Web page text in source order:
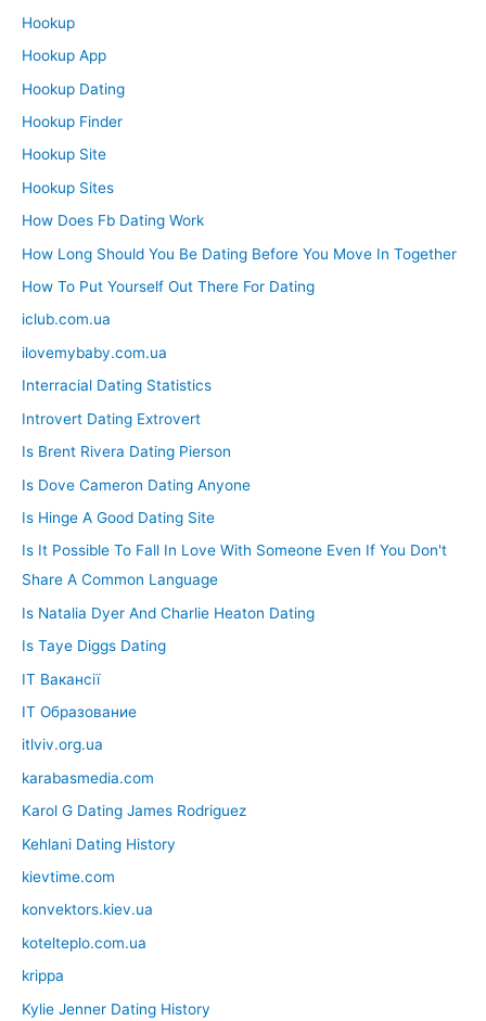
Hookup
Hookup App
Hookup Dating
Hookup Finder
Hookup Site
Hookup Sites
How Does Fb Dating Work
How Long Should You Be Dating Before You Move In Together
How To Put Yourself Out There For Dating
iclub.com.ua
ilovemybaby.com.ua
Interracial Dating Statistics
Introvert Dating Extrovert
Is Brent Rivera Dating Pierson
Is Dove Cameron Dating Anyone
Is Hinge A Good Dating Site
Is It Possible To Fall In Love With Someone Even If You Don't
Share A Common Language
Is Natalia Dyer And Charlie Heaton Dating
Is Taye Diggs Dating
IT Вакансії
IT Образование
itlviv.org.ua
karabasmedia.com
Karol G Dating James Rodriguez
Kehlani Dating History
kievtime.com
konvektors.kiev.ua
kotelteplo.com.ua
krippa
Kylie Jenner Dating History